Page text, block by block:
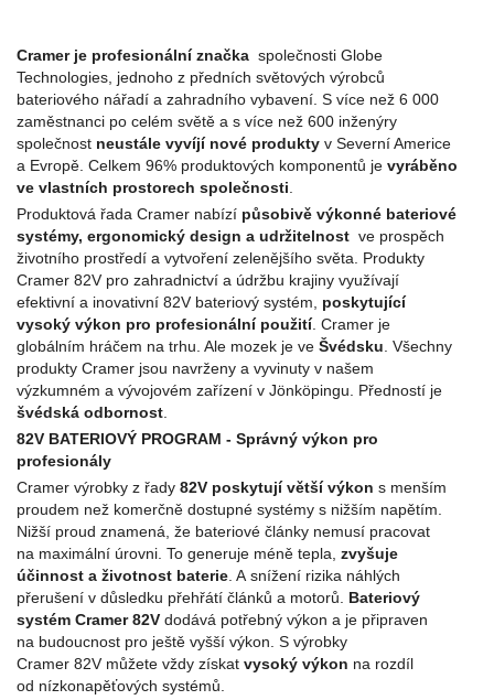
Cramer je profesionální značka společnosti Globe
Technologies, jednoho z předních světových výrobců
bateriového nářadí a zahradního vybavení. S více než 6 000
zaměstnanci po celém světě a s více než 600 inženýry
společnost neustále vyvíjí nové produkty v Severní Americe
a Evropě. Celkem 96% produktových komponentů je vyráběno
ve vlastních prostorech společnosti
Produktová řada Cramer nabízí působivě výkonné bateriové
systémy, ergonomický design a udržitelnost ve prospěch
životního prostředí a vytvoření zelenějšího světa. Produkty
Cramer 82V pro zahradnictví a údržbu krajiny využívají
efektivní a inovativní 82V bateriový systém, poskytující
vysoký výkon pro profesionální použití. Cramer je
globálním hráčem na trhu. Ale mozek je ve Švédsku . Všechny
produkty Cramer jsou navrženy a vyvinuty v našem
výzkumném a vývojovém zařízení v Jönköpingu. Předností je
švédská odbornost
82V BATERIOVÝ PROGRAM - Správný výkon pro
profesionály
Cramer výrobky z řady 82V poskytují větší výkon s menším
proudem než komerčně dostupné systémy s nižším napětím.
Nižší proud znamená, že bateriové články nemusí pracovat
na maximální úrovni. To generuje méně tepla, zvyšuje
účinnost a životnost baterie . A snížení rizika náhlých
přerušení v důsledku přehřátí článků a motorů. Bateriový
systém Cramer 82V dodává potřebný výkon a je připraven
na budoucnost pro ještě vyšší výkon. S výrobky
Cramer 82V můžete vždy získat vysoký výkon na rozdíl
od nízkonapěťových systémů.